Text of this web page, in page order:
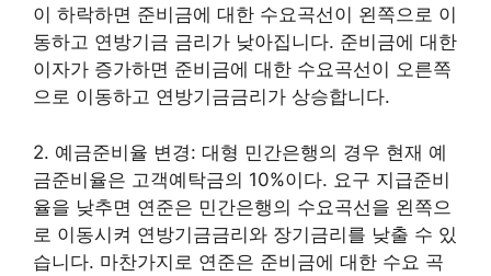
이 하락하면 준비금에 대한 수요곡선이 왼쪽으로 이
동하고 연방기금 금리가 낮아집니다. 준비금에 대한
이자가 증가하면 준비금에 대한 수요곡선이 오른쪽
으로 이동하고 연방기금금리가 상승합니다.
2. 예금준비율 변경: 대형 민간은행의 경우 현재 예
금준비율은 고객예탁금의 10%이다. 요구 지급준비
율을 낮추면 연준은 민간은행의 수요곡선을 왼쪽으
로 이동시켜 연방기금금리와 장기금리를 낮출 수 있
습니다. 마찬가지로 연준은 준비금에 대한 수요 곡